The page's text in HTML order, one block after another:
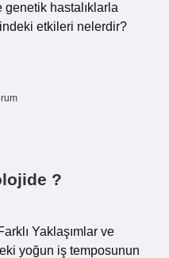
genetik hastalıklarla
etkileri nelerdir?
?
Yaklaşımlar ve
yoğun iş temposunun